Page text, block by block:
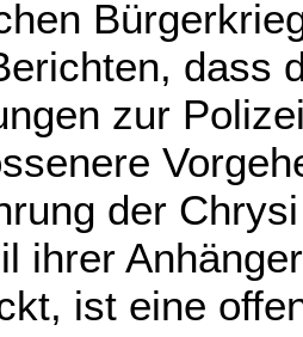
dass
zur
der
ihrer
ist eine